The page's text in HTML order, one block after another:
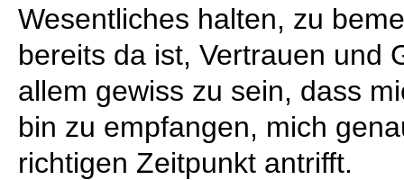
Wesentliches halten, zu
bereits da ist, Vertrauen und
allem gewiss zu sein, dass
bin zu empfangen, mich
richtigen Zeitpunkt antrifft.